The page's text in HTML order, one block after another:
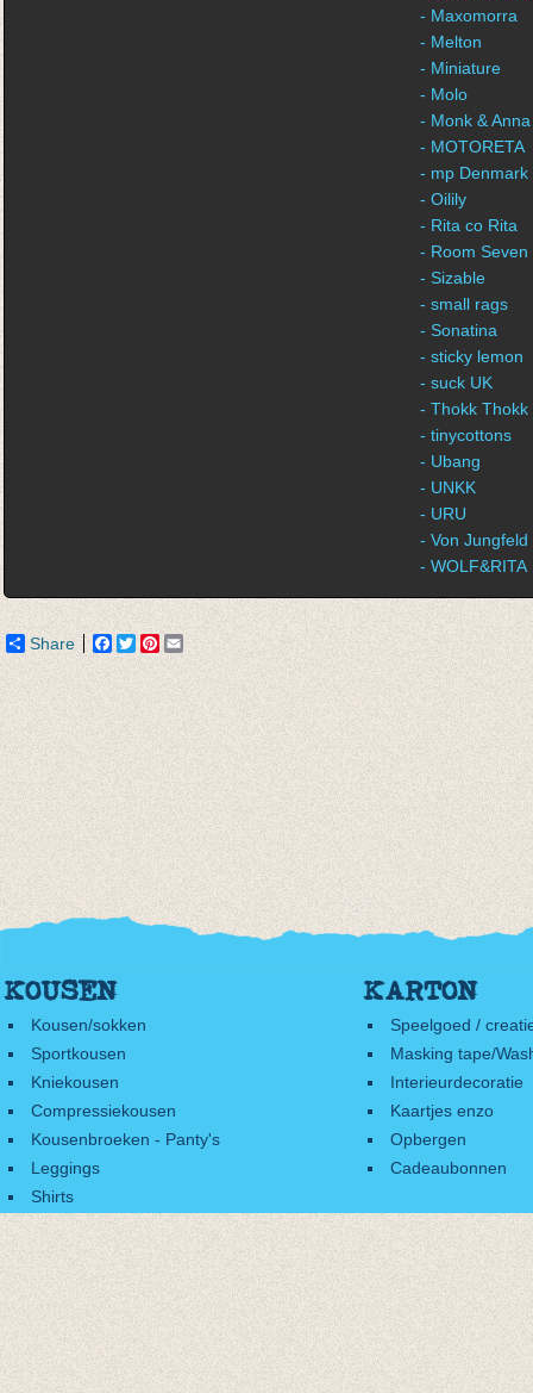
- Maxomorra
- Melton
- Miniature
- Molo
- Monk & Anna
- MOTORETA
- mp Denmark
- Oilily
- Rita co Rita
- Room Seven
- Sizable
- small rags
- Sonatina
- sticky lemon
- suck UK
- Thokk Thokk
- tinycottons
- Ubang
- UNKK
- URU
- Von Jungfeld
- WOLF&RITA
Share Facebook
TwitterPinterest
KOUSEN
Kousen/sokken
Sportkousen
Kniekousen
Compressiekousen
Kousenbroeken - Panty's
Leggings
Shirts
KARTON
Speelgoed /
Masking tape/
Interieurdecoratie
Kaartjes enzo
Opbergen
Cadeaubonnen